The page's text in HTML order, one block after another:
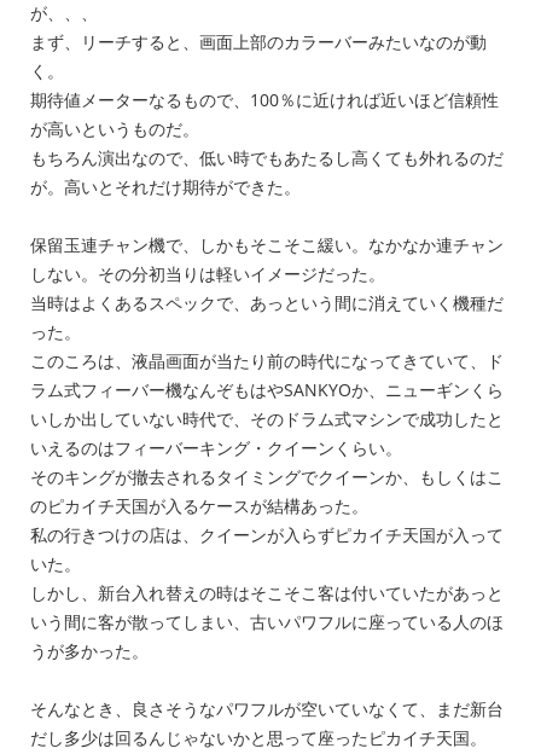
が、、、
まず、リーチすると、画面上部のカラーバーみたいなのが動
く。
期待値メーターなるもので、100％に近ければ近いほど信頼性
が高いというものだ。
もちろん演出なので、低い時でもあたるし高くても外れるのだ
が。高いとそれだけ期待ができた。
保留玉連チャン機で、しかもそこそこ緩い。なかなか連チャン
しない。その分初当りは軽いイメージだった。
当時はよくあるスペックで、あっという間に消えていく機種だ
った。
このころは、液晶画面が当たり前の時代になってきていて、ド
ラム式フィーバー機なんぞもはやSANKYOか、ニューギンくら
いしか出していない時代で、そのドラム式マシンで成功したと
いえるのはフィーバーキング・クイーンくらい。
そのキングが撤去されるタイミングでクイーンか、もしくはこ
のピカイチ天国が入るケースが結構あった。
私の行きつけの店は、クイーンが入らずピカイチ天国が入って
いた。
しかし、新台入れ替えの時はそこそこ客は付いていたがあっと
いう間に客が散ってしまい、古いパワフルに座っている人のほ
うが多かった。
そんなとき、良さそうなパワフルが空いていなくて、まだ新台
だし多少は回るんじゃないかと思って座ったピカイチ天国。